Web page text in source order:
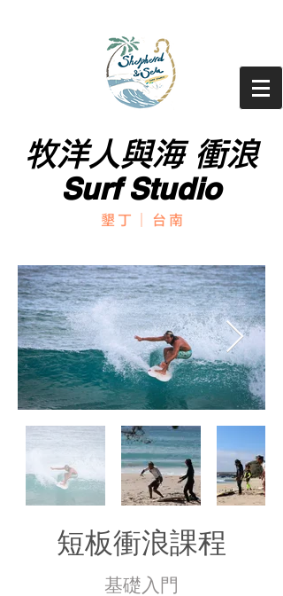
牧洋人與海 衝浪
牧洋人與海 衝浪
Surf Studio
Surf Studio
墾丁｜台南
​短板衝浪課程
基礎入門